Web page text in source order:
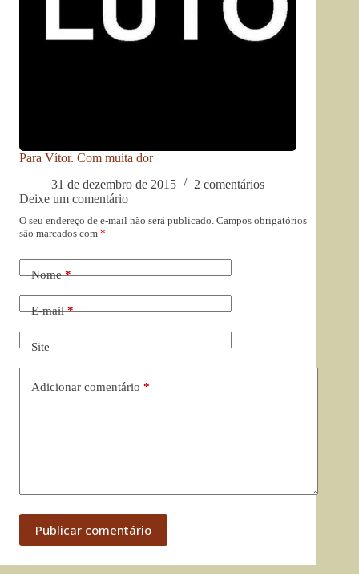
Para Vítor. Com muita dor
31 de dezembro de 2015
2 comentários
Deixe um comentário
O seu endereço de e-mail não será publicado. Campos obrigatórios
são marcados com *
Nome*
E-mail*
Site
Adicionar comentário *
Publicar comentário